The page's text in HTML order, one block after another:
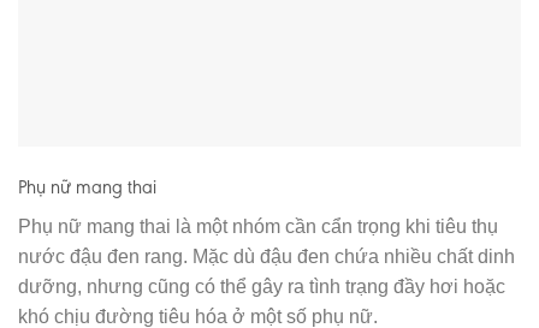
Phụ nữ mang thai
Phụ nữ mang thai là một nhóm cần cẩn trọng khi tiêu thụ
nước đậu đen rang. Mặc dù đậu đen chứa nhiều chất dinh
dưỡng, nhưng cũng có thể gây ra tình trạng đầy hơi hoặc
khó chịu đường tiêu hóa ở một số phụ nữ.